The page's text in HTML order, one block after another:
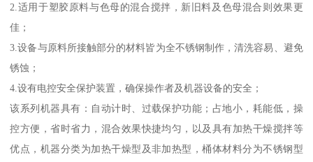
2.适用于塑胶原料与色母的混合搅拌，新旧料及色母混合则效果更
佳；
3.设备与原料所接触部分的材料皆为全不锈钢制作，清洗容易、避免
锈蚀；
4.设有电控安全保护装置，确保操作者及机器设备的安全；
该系列机器具有：自动计时、过载保护功能；占地小，耗能低，操
控方便，省时省力，混合效果快捷均匀，以及具有加热干燥搅拌等
优点，机器分类为加热干燥型及非加热型，桶体材料分为不锈钢型